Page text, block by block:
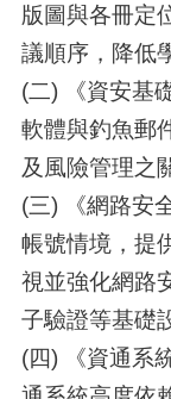
版圖與各冊定
議順序，降低
(二) 《資安基
軟體與釣魚郵
及風險管理之
(三) 《網路安
帳號情境，提
視並強化網路
子驗證等基礎
(四) 《資通系